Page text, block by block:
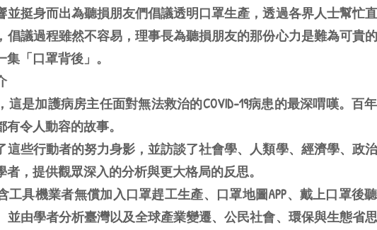
並挺身而出為聽損朋友們倡議透明口罩生產，透過各界人士幫忙
倡議過程雖然不容易，理事長為聽損朋友的那份心力是難為可貴
「口罩背後」。
這是加護病房主任面對無法救治的COVID-19病患的最深喟嘆。百
令人動容的故事。
些行動者的努力身影，並訪談了社會學、人類學、經濟學、政治
，提供觀眾深入的分析與更大格局的反思。
工具機業者無償加入口罩趕工生產、口罩地圖APP、戴上口罩後
並由學者分析臺灣以及全球產業變遷、公民社會、環保與生態省